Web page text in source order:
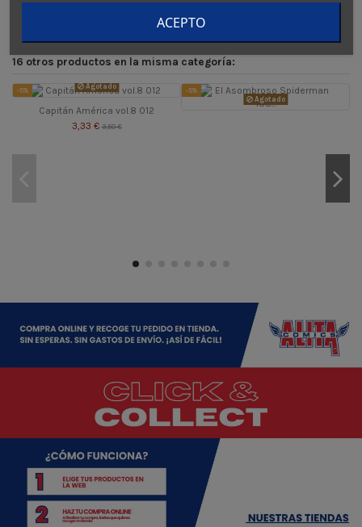
16 otros productos en la misma categoría:
-5% Agotado
Capitán América vol.8 012
3,33 €3,50 €
-5%
Agotado
ACEPTO